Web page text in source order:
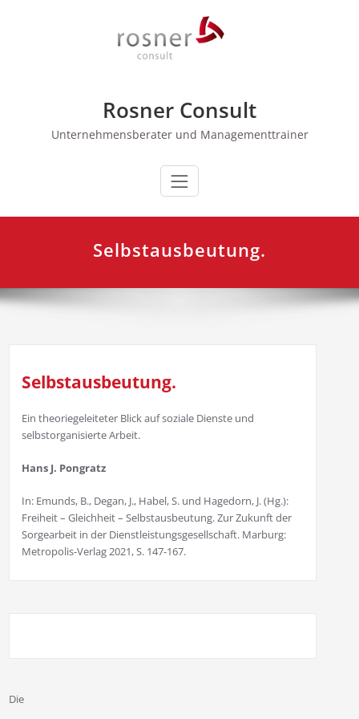
Rosner Consult
Unternehmensberater und Managementtrainer
Selbstausbeutung.
Selbstausbeutung.
Ein theoriegeleiteter Blick auf soziale Dienste und
selbstorganisierte Arbeit.
Hans J. Pongratz
In: Emunds, B., Degan, J., Habel, S. und Hagedorn, J. (Hg.):
Freiheit – Gleichheit – Selbstausbeutung. Zur Zukunft der
Sorgearbeit in der Dienstleistungsgesellschaft. Marburg:
Metropolis-Verlag 2021, S. 147-167.
Die